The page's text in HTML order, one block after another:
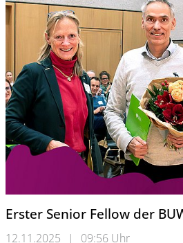
Erster Senior Fellow der
12.11.2025 | 09:56 Uhr